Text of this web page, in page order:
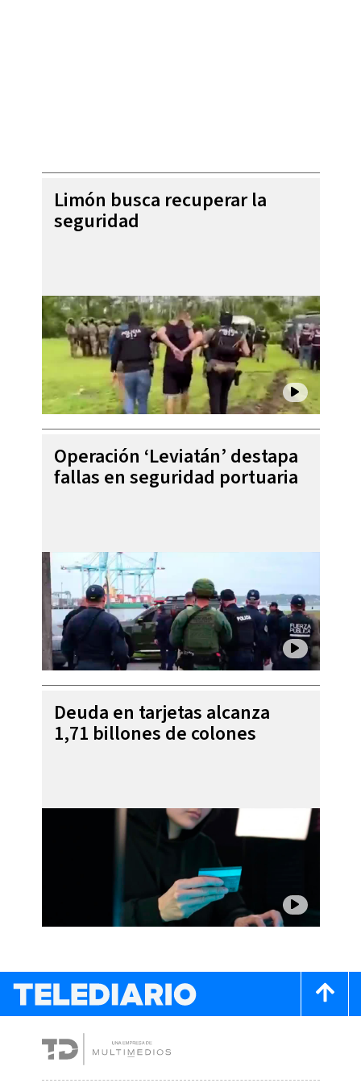
Limón busca recuperar la
seguridad
Operación ‘Leviatán’ destapa
fallas en seguridad portuaria
Deuda en tarjetas alcanza
1,71 billones de colones